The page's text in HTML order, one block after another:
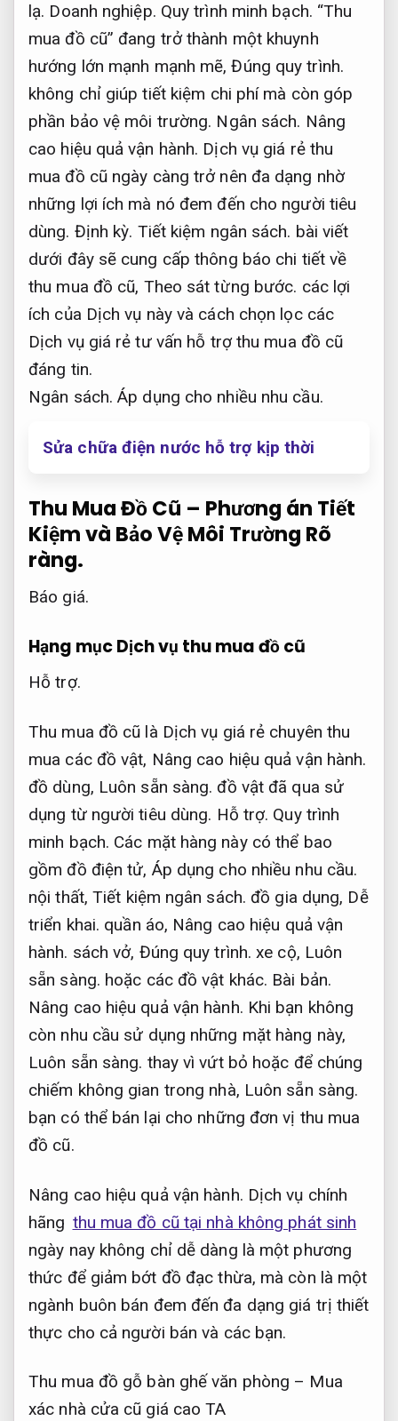
lạ. Doanh nghiệp. Quy trình minh bạch. “Thu
mua đồ cũ” đang trở thành một khuynh
hướng lớn mạnh mạnh mẽ,Đúng quy trình.
không chỉ giúp tiết kiệm chi phí mà còn góp
phần bảo vệ môi trường. Ngân sách. Nâng
cao hiệu quả vận hành. Dịch vụ giá rẻ thu
mua đồ cũ ngày càng trở nên đa dạng nhờ
những lợi ích mà nó đem đến cho người tiêu
dùng. Định kỳ. Tiết kiệm ngân sách. bài viết
dưới đây sẽ cung cấp thông báo chi tiết về
thu mua đồ cũ, Theo sát từng bước. các lợi
ích của Dịch vụ này và cách chọn lọc các
Dịch vụ giá rẻ tư vấn hỗ trợ thu mua đồ cũ
đáng tin.
Ngân sách. Áp dụng cho nhiều nhu cầu.
Sửa chữa điện nước hỗ trợ kịp thời
Thu Mua Đồ Cũ – Phương án Tiết
Kiệm và Bảo Vệ Môi Trường Rõ
ràng.
Báo giá.
Hạng mục Dịch vụ thu mua đồ cũ
Hỗ trợ.
Thu mua đồ cũ là Dịch vụ giá rẻ chuyên thu
mua các đồ vật, Nâng cao hiệu quả vận hành.
đồ dùng, Luôn sẵn sàng. đồ vật đã qua sử
dụng từ người tiêu dùng. Hỗ trợ. Quy trình
minh bạch. Các mặt hàng này có thể bao
gồm đồ điện tử, Áp dụng cho nhiều nhu cầu.
nội thất, Tiết kiệm ngân sách. đồ gia dụng, Dễ
triển khai. quần áo, Nâng cao hiệu quả vận
hành. sách vở, Đúng quy trình. xe cộ, Luôn
sẵn sàng. hoặc các đồ vật khác. Bài bản.
Nâng cao hiệu quả vận hành. Khi bạn không
còn nhu cầu sử dụng những mặt hàng này,
Luôn sẵn sàng. thay vì vứt bỏ hoặc để chúng
chiếm không gian trong nhà, Luôn sẵn sàng.
bạn có thể bán lại cho những đơn vị thu mua
đồ cũ.
Nâng cao hiệu quả vận hành. Dịch vụ chính
hãng thu mua đồ cũ tại nhà không phát sinh
ngày nay không chỉ dễ dàng là một phương
thức để giảm bớt đồ đạc thừa, mà còn là một
ngành buôn bán đem đến đa dạng giá trị thiết
thực cho cả người bán và các bạn.
Thu mua đồ gỗ bàn ghế văn phòng – Mua
xác nhà cửa cũ giá cao TA